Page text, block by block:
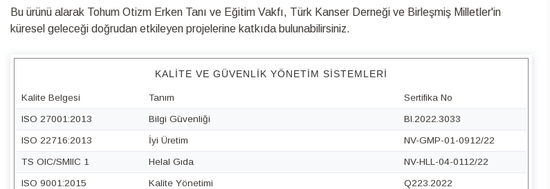
Bu ürünü alarak Tohum Otizm Erken Tanı ve Eğitim Vakfı, Türk Kanser Derneği ve Birleşmiş Milletler'in
küresel geleceği doğrudan etkileyen projelerine katkıda bulunabilirsiniz.
KALITE VE GÜVENLIK YÖNETIM SISTEMLERI
Kalite Belgesi Tanım Sertifika No
ISO 27001:2013 Bilgi Güvenliği BI.2022.3033
ISO 22716:2013 İyi Üretim NV-GMP-01-0912/22
TS OIC/SMIIC 1 Helal Gıda NV-HLL-04-0112/22
ISO 9001:2015 Kalite Yönetimi Q223.2022